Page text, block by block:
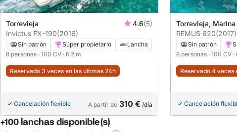
Torrevieja 4.6(5)
Invictus FX-190(2016)
Sin patrón Súper propietario
Lancha
8 personas · 100 CV · 6.2 m
Reservado 3 veces en las últimas 24h
Cancelación flexible A partir de 310 € /día
Torrevieja,
REMUS 620(2017)
Sin patrón
8 personas · 100 CV
Reservado 4 veces
Cancelación
+100 lanchas disponible(s)